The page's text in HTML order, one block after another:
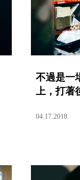
不過是一
上，打著
04.17.2018